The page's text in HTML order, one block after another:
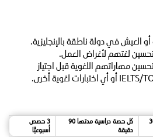
أو العيش في دولة ناطقة بالإنجليزية.
لغتهم لأغراض العمل.
مهاراتهم اللغوية قبل اجتياز
من 30 كل حصة دراسية مدتها 90
دقيقة
3 حصص
أسبوعيًا